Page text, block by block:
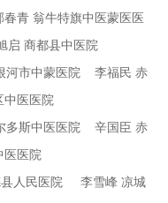
春青 翁牛特旗中医蒙医医
启 商都县中医院
河市中蒙医院李福民 赤
中医医院
多斯中医医院辛国臣 赤
医医院
县人民医院李雪峰 凉城